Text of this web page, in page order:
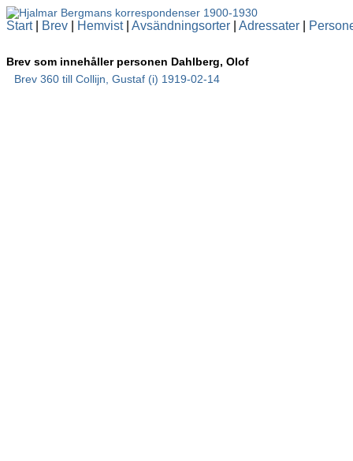
Start| Brev Hemvist| Avsändningsorter Adressater
Brev som innehåller personen Dahlberg, Olof
Brev 360 till Collijn, Gustaf (i) 1919-02-14